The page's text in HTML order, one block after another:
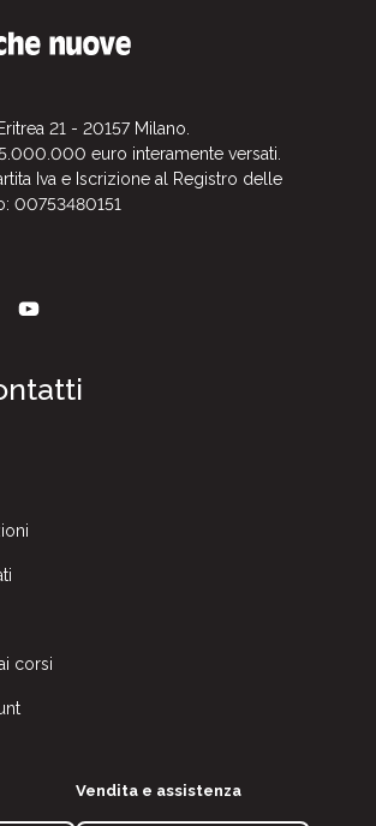
21 - 20157 Milano.
euro interamente versati.
Iva e Iscrizione al Registro delle
00753480151
corsi
Vendita e assistenza